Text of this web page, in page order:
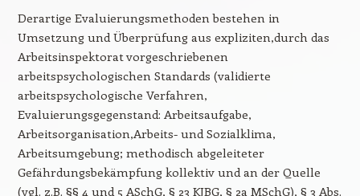
Derartige Evaluierungsmethoden bestehen in
Umsetzung und Überprüfung aus expliziten,durch das
Arbeitsinspektorat vorgeschriebenen
arbeitspsychologischen Standards (validierte
arbeitspsychologische Verfahren,
Evaluierungsgegenstand: Arbeitsaufgabe,
Arbeitsorganisation,Arbeits- und Sozialklima,
Arbeitsumgebung; methodisch abgeleiteter
Gefährdungsbekämpfung kollektiv und an der Quelle
(vgl. z.B. §§ 4 und 5 ASchG, § 23 KJBG, § 2a MSchG), § 3 Abs.